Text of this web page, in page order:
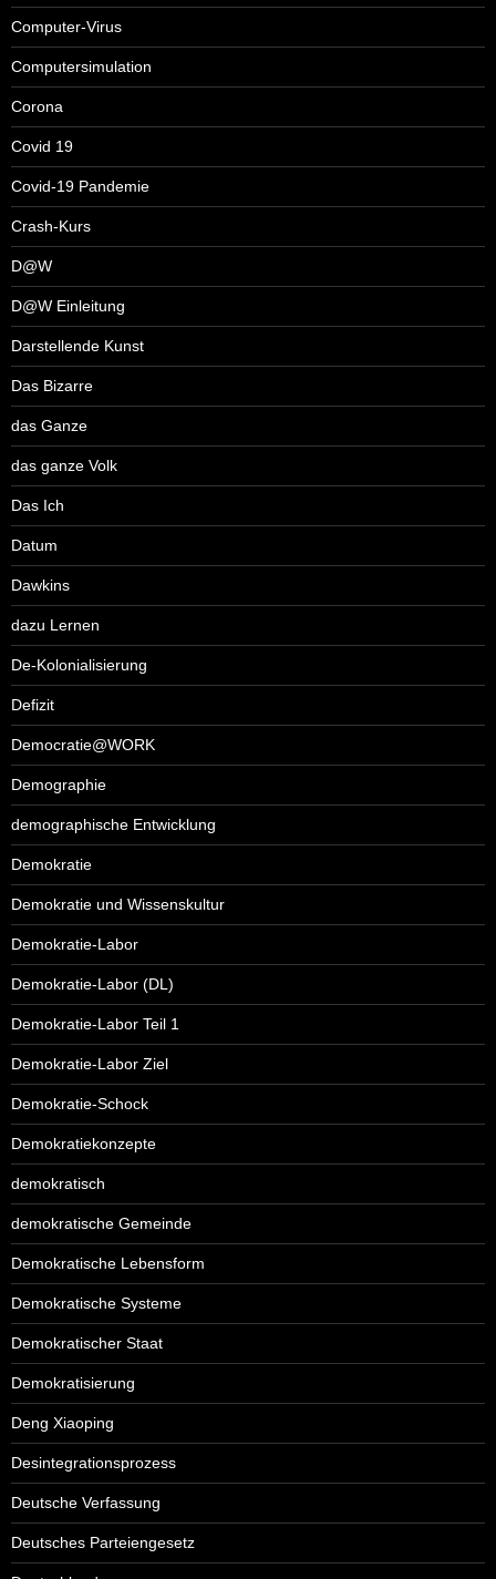
Computer-Virus
Computersimulation
Corona
Covid 19
Covid-19 Pandemie
Crash-Kurs
D@W
D@W Einleitung
Darstellende Kunst
Das Bizarre
das Ganze
das ganze Volk
Das Ich
Datum
Dawkins
dazu Lernen
De-Kolonialisierung
Defizit
Democratie@WORK
Demographie
demographische Entwicklung
Demokratie
Demokratie und Wissenskultur
Demokratie-Labor
Demokratie-Labor (DL)
Demokratie-Labor Teil 1
Demokratie-Labor Ziel
Demokratie-Schock
Demokratiekonzepte
demokratisch
demokratische Gemeinde
Demokratische Lebensform
Demokratische Systeme
Demokratischer Staat
Demokratisierung
Deng Xiaoping
Desintegrationsprozess
Deutsche Verfassung
Deutsches Parteiengesetz